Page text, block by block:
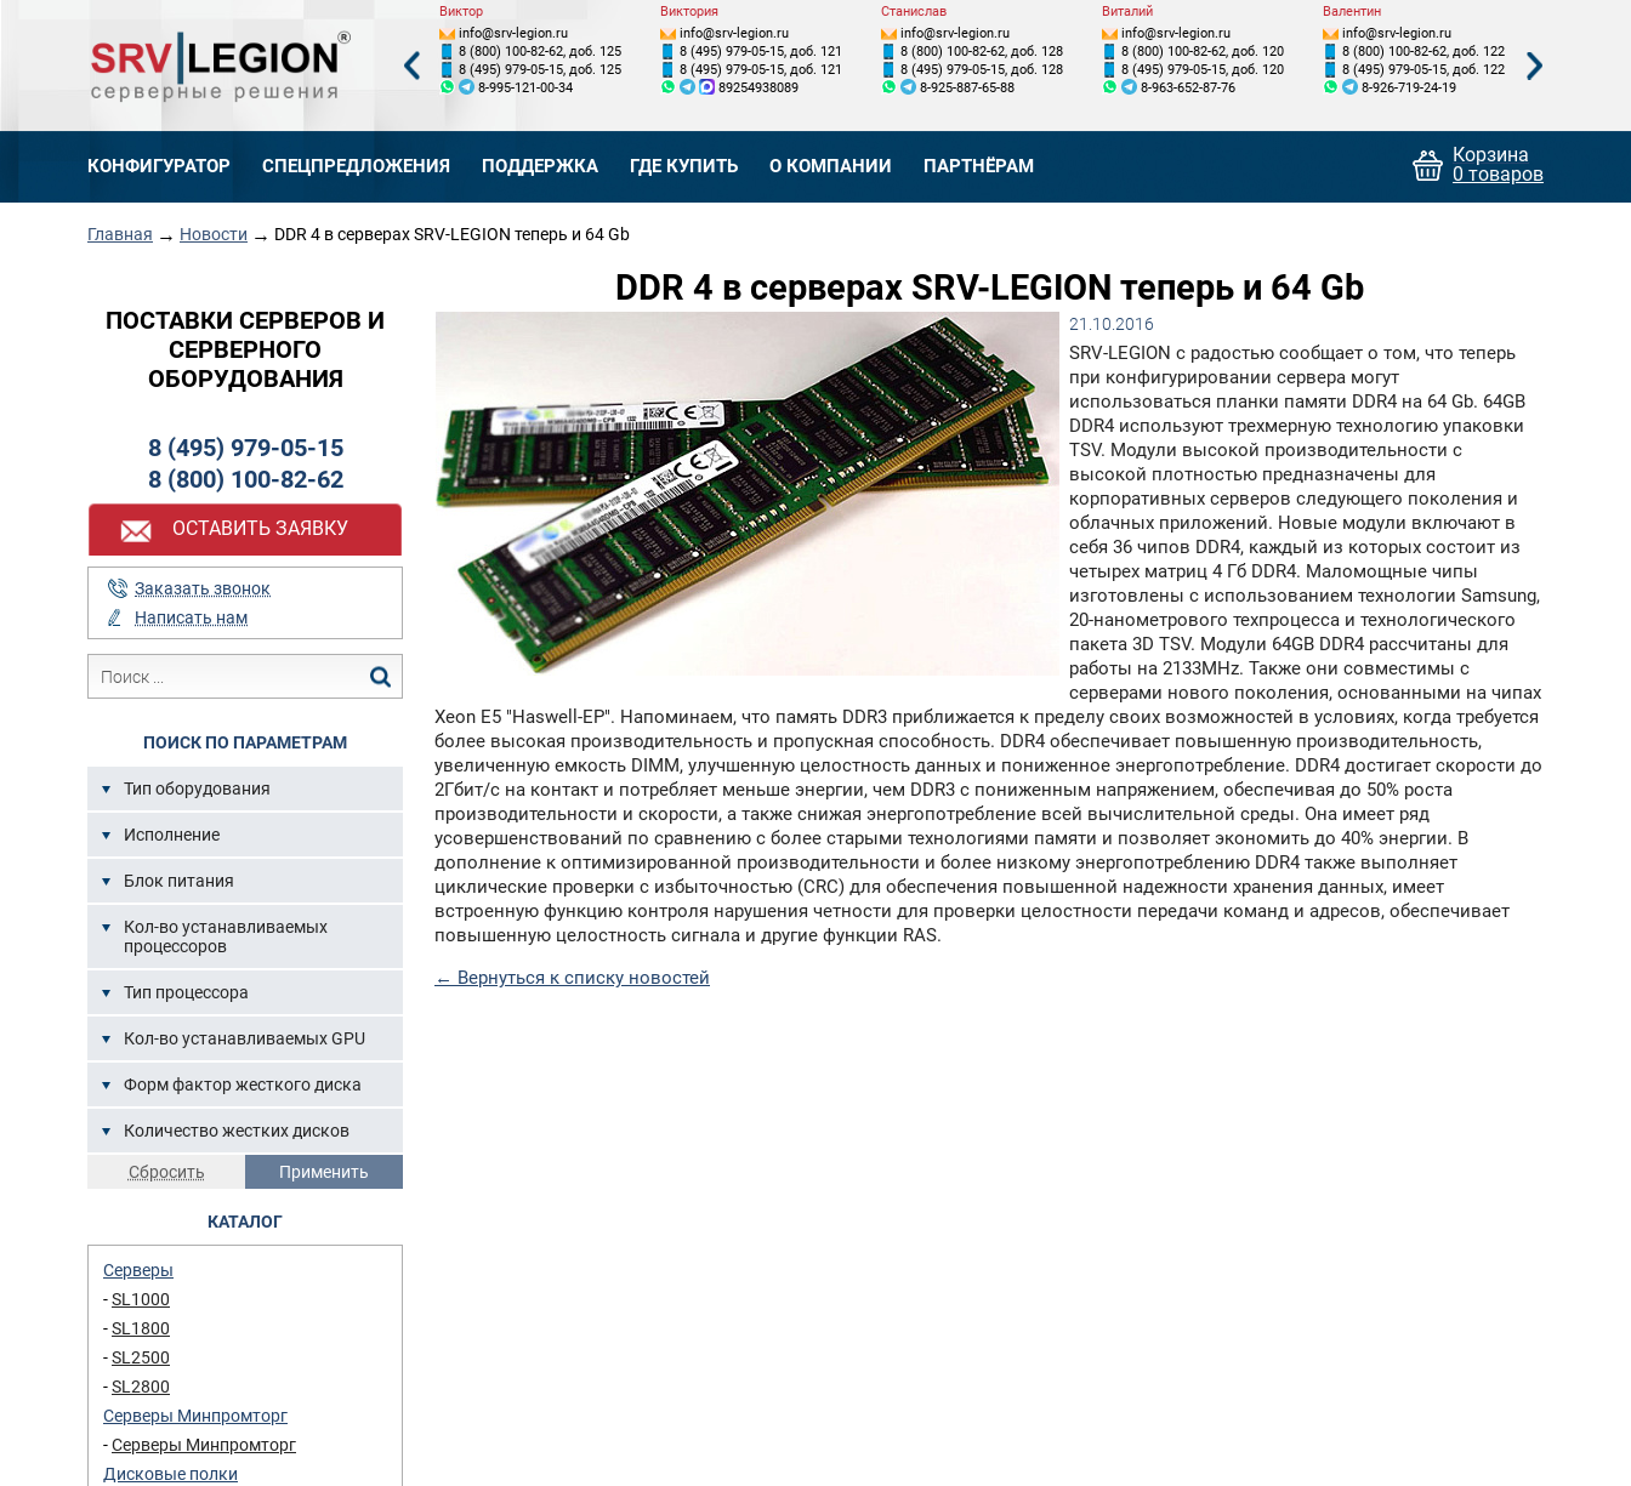
8 (800) 100-82-62, доб. 122
8 (495) 979-05-15, доб. 122
8-926-719-24-19
info@srv-legion.ru
8 (800) 100-82-62, доб. 124
8 (495) 979-05-15, доб. 124
8-909-932-68-67
Виктор
info@srv-legion.ru
8 (800) 100-82-62, доб. 125
8 (495) 979-05-15, доб. 125
8-995-121-00-34
Виктория
info@srv-legion.ru
8 (495) 979-05-15, доб. 121
8 (495) 979-05-15, доб. 121
89254938089
Станислав
info@srv-legion.ru
8 (800) 100-82-62, доб. 128
8 (495) 979-05-15, доб. 128
8-925-887-65-88
Виталий
info@srv-legion.ru
8 (800) 100-82-62, доб. 120
8 (495) 979-05-15, доб. 120
8-963-652-87-76
Валентин
info@srv-legion.ru
8 (800) 100-82-62, доб. 122
8 (495) 979-05-15, доб. 122
8-926-719-24-19
КОНФИГУРАТОР СПЕЦПРЕДЛОЖЕНИЯ ПОДДЕРЖКА ГДЕ КУПИТЬ О КОМПАНИИ ПАРТНЁРАМ
Корзина
0 товаров
Главная → Новости → DDR 4 в серверах SRV-LEGION теперь и 64 Gb
ПОСТАВКИ СЕРВЕРОВ И
СЕРВЕРНОГО
ОБОРУДОВАНИЯ
8 (495) 979-05-15
8 (800) 100-82-62
ОСТАВИТЬ ЗАЯВКУ
Заказать звонок
Написать нам
ПОИСК ПО ПАРАМЕТРАМ
Тип оборудования
Исполнение
Блок питания
Кол-во устанавливаемых
процессоров
Тип процессора
Кол-во устанавливаемых GPU
Форм фактор жесткого диска
Количество жестких дисков
КАТАЛОГ
Серверы
SL1000
SL1800
SL2500
SL2800
Серверы Минпромторг
Серверы Минпромторг
Дисковые полки
DDR 4 в серверах SRV-LEGION теперь и 64 Gb
21.10.2016
SRV-LEGION с радостью сообщает о том, что теперь
при конфигурировании сервера могут
использоваться планки памяти DDR4 на 64 Gb. 64GB
DDR4 используют трехмерную технологию упаковки
TSV. Модули высокой производительности с
высокой плотностью предназначены для
корпоративных серверов следующего поколения и
облачных приложений. Новые модули включают в
себя 36 чипов DDR4, каждый из которых состоит из
четырех матриц 4 Гб DDR4. Маломощные чипы
изготовлены с использованием технологии Samsung,
20-нанометрового техпроцесса и технологического
пакета 3D TSV. Модули 64GB DDR4 рассчитаны для
работы на 2133MHz. Также они совместимы с
серверами нового поколения, основанными на чипах
Xeon E5 "Haswell-EP". Напоминаем, что память DDR3 приближается к пределу своих возможностей в условиях, когда требуется
более высокая производительность и пропускная способность. DDR4 обеспечивает повышенную производительность,
увеличенную емкость DIMM, улучшенную целостность данных и пониженное энергопотребление. DDR4 достигает скорости до
2Гбит/с на контакт и потребляет меньше энергии, чем DDR3 с пониженным напряжением, обеспечивая до 50% роста
производительности и скорости, а также снижая энергопотребление всей вычислительной среды. Она имеет ряд
усовершенствований по сравнению с более старыми технологиями памяти и позволяет экономить до 40% энергии. В
дополнение к оптимизированной производительности и более низкому энергопотреблению DDR4 также выполняет
циклические проверки с избыточностью (CRC) для обеспечения повышенной надежности хранения данных, имеет
встроенную функцию контроля нарушения четности для проверки целостности передачи команд и адресов, обеспечивает
повышенную целостность сигнала и другие функции RAS.
← Вернуться к списку новостей